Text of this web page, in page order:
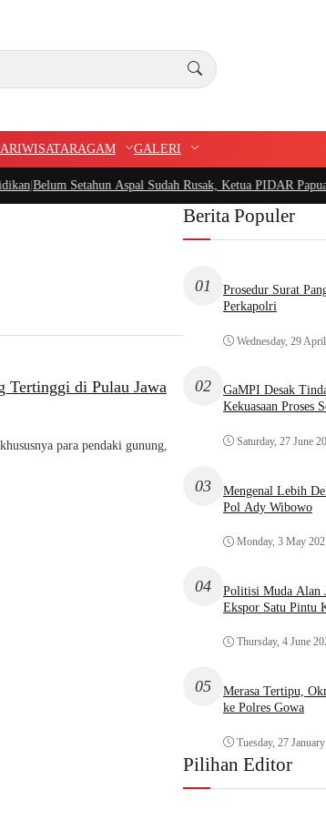
RAGAM GALERI
Setahun Aspal Sudah Rusak, Ketua PIDAR Papua
Tertinggi di Pulau Jawa
para pendaki gunung,
Berita Populer
01
Prosedur Surat
Perkapolri
Wednesday, 29
02
GaMPI Desak
Kekuasaan Proses
Saturday, 27 June
03
Mengenal Lebih
Pol Ady Wibowo
Monday, 3 May
04
Politisi Muda Alan
Ekspor Satu Pintu
Thursday, 4 June
05
Merasa Tertipu,
ke Polres Gowa
Tuesday, 27
Pilihan Editor